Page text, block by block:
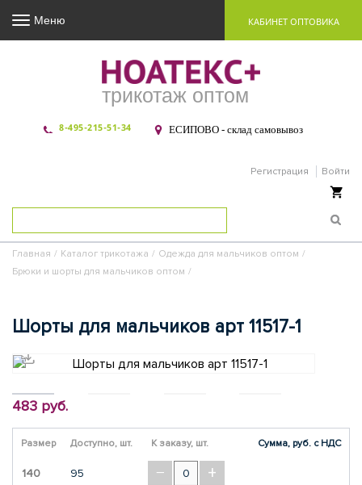
трикотаж оптом
8-495-215-51-34 ЕСИПОВО - склад самовывоз
Регистрация Войти
Меню КАБИНЕТ ОПТОВИКА
Главная / Каталог трикотажа / Одежда для мальчиков оптом /
Брюки и шорты для мальчиков оптом /
Шорты для мальчиков арт 11517-1
483 руб.
Размер Доступно, шт. К заказу, шт. Сумма, руб. с НДС
140 95 − +